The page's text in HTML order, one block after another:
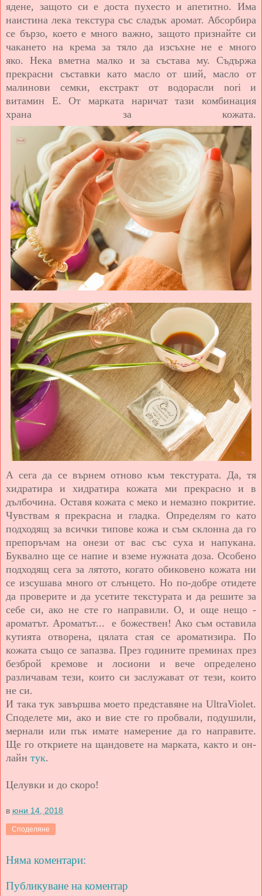
ядене, защото си е доста пухесто и апетитно. Има
наистина лека текстура със сладък аромат. Абсорбира
се бързо, което е много важно, защото признайте си
чакането на крема за тяло да изсъхне не е много
яко. Нека вметна малко и за състава му. Съдържа
прекрасни съставки като масло от ший, масло от
малинови семки, екстракт от водорасли nori и
витамин Е. От марката наричат тази комбинация
храна за кожата.
А сега да се върнем отново към текстурата. Да, тя
хидратира и хидратира кожата ми прекрасно и в
дълбочина. Оставя кожата с меко и немазно покритие.
Чувствам я прекрасна и гладка. Определям го като
подходящ за всички типове кожа и съм склонна да го
препоръчам на онези от вас със суха и напукана.
Буквално ще се напие и вземе нужната доза. Особено
подходящ сега за лятото, когато обиковено кожата ни
се изсушава много от слънцето. Но по-добре отидете
да проверите и да усетите текстурата и да решите за
себе си, ако не сте го направили. О, и още нещо -
ароматът. Ароматът... е божествен! Ако съм оставила
кутията отворена, цялата стая се ароматизира. По
кожата също се запазва.През годините преминах през
безброй кремове и лосиони и вече определено
различавам тези, които си заслужават от тези, които
не си.
И така тук завършва моето представяне на UltraViolet.
Споделете ми, ако и вие сте го пробвали, подушили,
мернали или пък имате намерение да го направите.
Ще го откриете на щандовете на марката, както и он-
лайн тук.
Целувки и до скоро!
в юни 14, 2018
Споделяне
Няма коментари:
Публикуване на коментар